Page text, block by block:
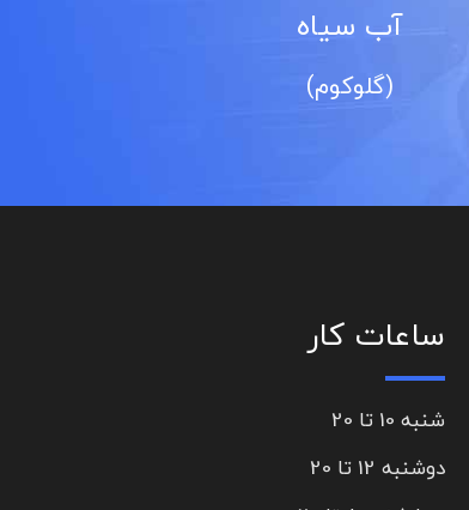
آب سیاه
(گلوکوم)
ساعات کار
شنبه 10 تا 20
دوشنبه 12 تا 20